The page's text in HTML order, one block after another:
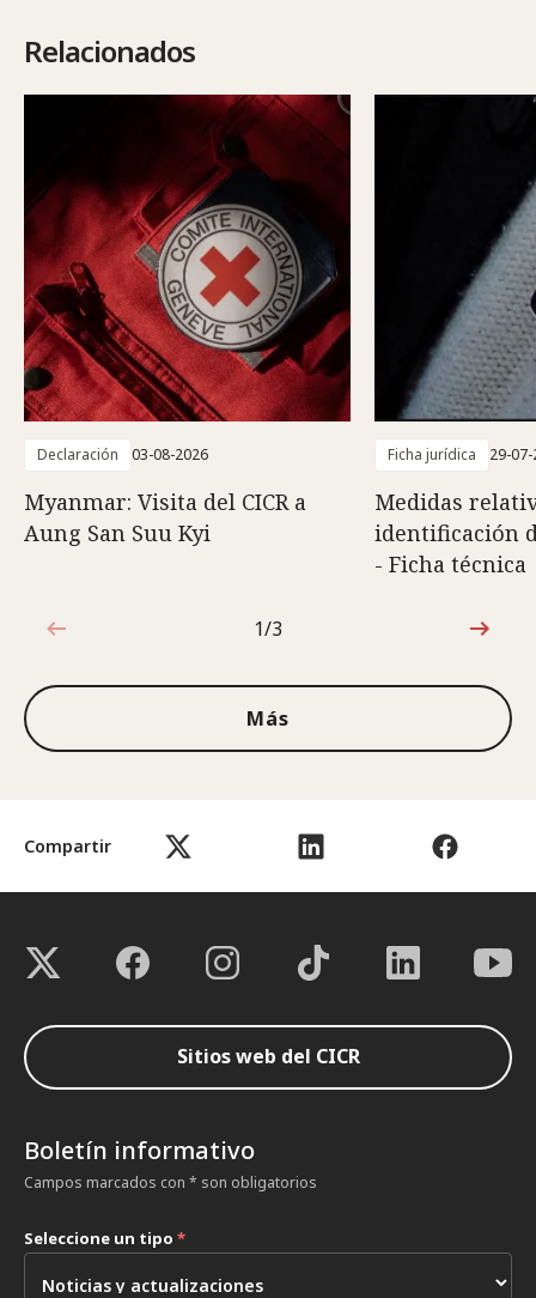
Compartir
Relacionados
Declaración 03-08-2026
Myanmar: Visita del CICR a
Aung San Suu Kyi
Ficha jurídica 29-
Medidas
identificación
- Ficha técnica
1de3
1/3
Más
Sitios web del CICR
Boletín informativo
Campos marcados con * son obligatorios
Seleccione un tipo *